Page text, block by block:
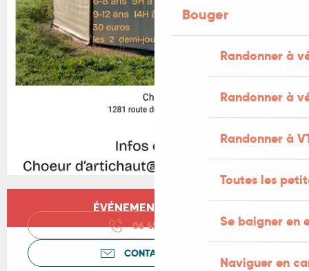
Bouger
Randonner à
Randonner à
Randonner à
Toutes les
Se baigner en
Naviguer en
Ouverture et coordonnées
ÉVÉNEMENT TERMINÉ
06 45 19 15
CONTACTEZ-NOUS